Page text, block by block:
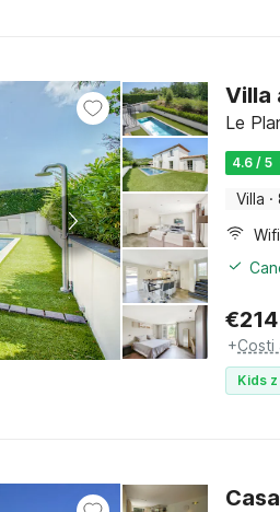
Villa
Le
4.6 / 5
Villa ·
Wifi
€214
+Costi
Kids